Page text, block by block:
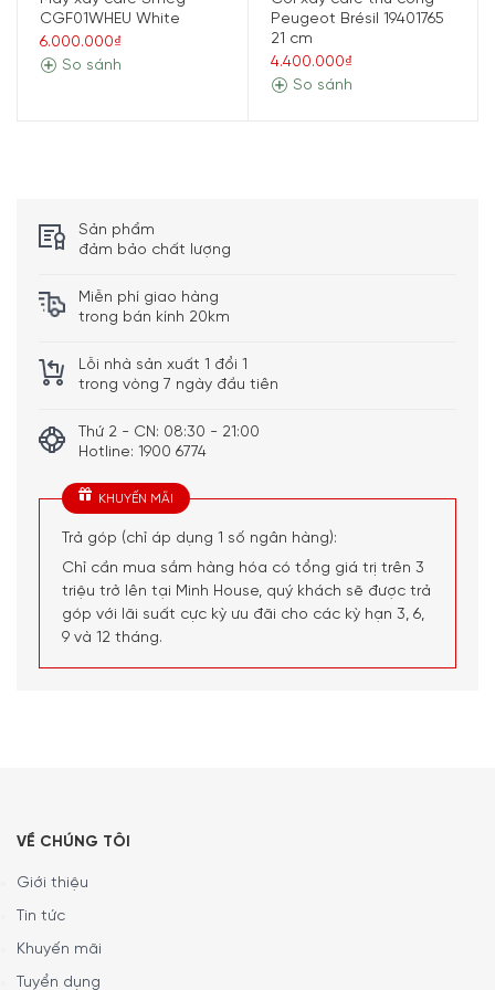
Sâu 12,7 cm – Nặng 0,97 kg
Tổng quan thiết kế
sưu tập Antiquecủa Peugeot. Đây là bộ sưu tập mang
hơi hướng vintage đầy hoài niệm. Sản phẩm có chiềucao
cafe truyền thống của thế kỷ trước.
Hình dáng vuông vắn với các cạnh bo tròn tinh tế, kết hợp
tay quay thép không gỉ phủ lớp mạ màu đồng sáng bóng,
tạo nên vẻ ngoài hài hòa, mộc mạc nhưng không kém
phần sang trọng.
CGF01WHEU White
6.000.000₫
So sánh
Peugeot Brésil 19401765
21 cm
4.400.000₫
So sánh
Sản phẩm
đảm bảo chất lượng
Miễn phí giao hàng
trong bán kính 20km
Lỗi nhà sản xuất 1 đổi 1
trong vòng 7 ngày đầu tiên
Thứ 2 - CN: 08:30 - 21:00
Hotline: 1900 6774
KHUYẾN MÃI
Trả góp (chỉ áp dụng 1 số ngân hàng):
Chỉ cần mua sắm hàng hóa có tổng giá trị trên 3
triệu trở lên tại Minh House, quý khách sẽ được trả
góp với lãi suất cực kỳ ưu đãi cho các kỳ hạn 3, 6,
9 và 12 tháng.
VỀ CHÚNG TÔI
Giới thiệu
Tin tức
Khuyến mãi
Tuyển dụng